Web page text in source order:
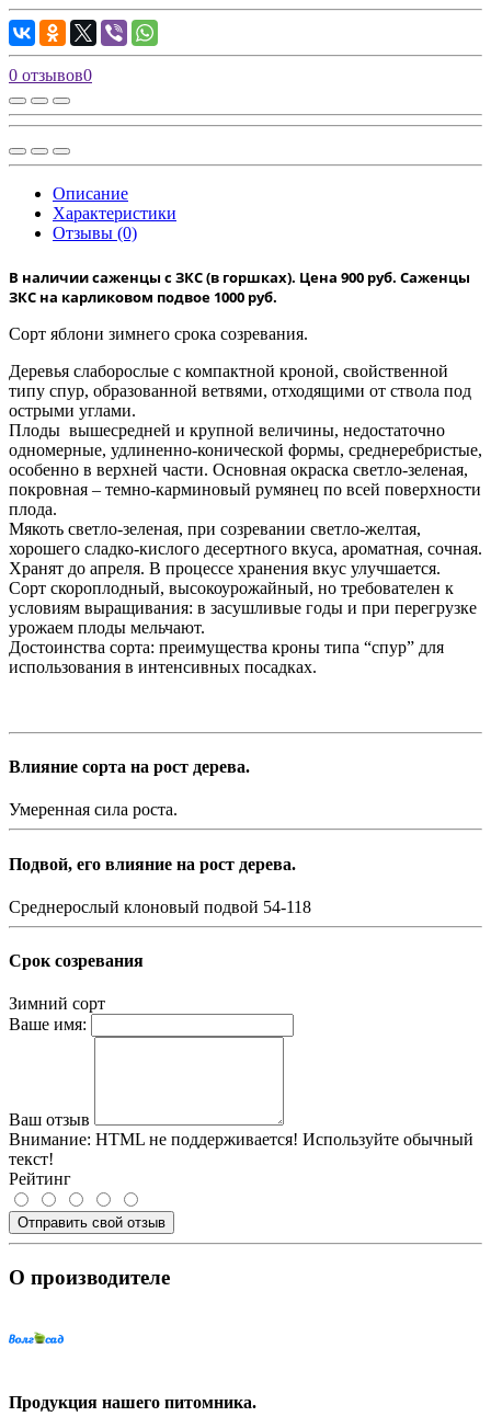
0 отзывов0
Описание
Характеристики
Отзывы (0)
В наличии саженцы с ЗКС (в горшках). Цена 900 руб. Саженцы
ЗКС на карликовом подвое 1000 руб.
Сорт яблони зимнего срока созревания.
Деревья слаборослые с компактной кроной, свойственной
типу спур, образованной ветвями, отходящими от ствола под
острыми углами.
Плоды вышесредней и крупной величины, недостаточно
одномерные, удлиненно-конической формы, среднеребристые,
особенно в верхней части. Основная окраска светло-зеленая,
покровная – темно-карминовый румянец по всей поверхности
плода.
Мякоть светло-зеленая, при созревании светло-желтая,
хорошего сладко-кислого десертного вкуса, ароматная, сочная.
Хранят до апреля. В процессе хранения вкус улучшается.
Сорт скороплодный, высокоурожайный, но требователен к
условиям выращивания: в засушливые годы и при перегрузке
урожаем плоды мельчают.
Достоинства сорта: преимущества кроны типа “спур” для
использования в интенсивных посадках.
Влияние сорта на рост дерева.
Умеренная сила роста.
Подвой, его влияние на рост дерева.
Среднерослый клоновый подвой 54-118
Срок созревания
Зимний сорт
Ваше имя:
Ваш отзыв
Внимание: HTML не поддерживается! Используйте обычный
текст!
Рейтинг
Отправить свой отзыв
О производителе
Продукция нашего питомника.